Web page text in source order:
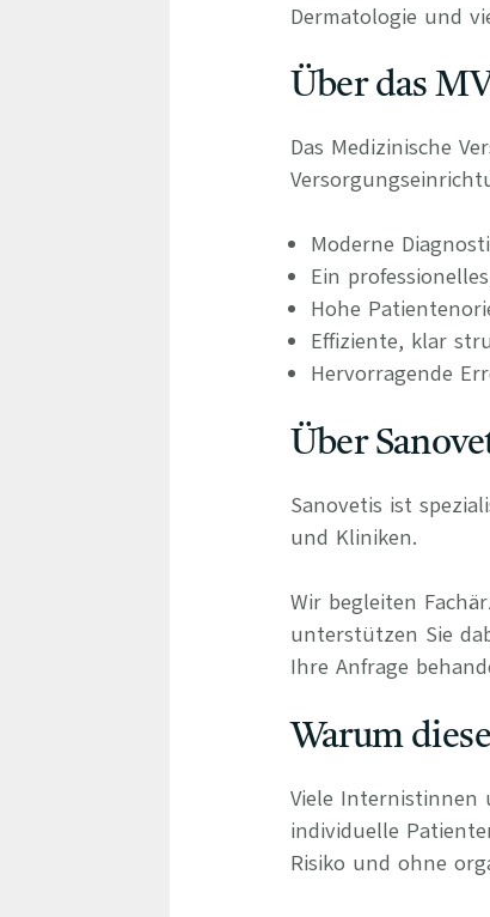
Dermatologie und
Über das
Das Medizinische
Moderne
Ein
Hohe
Effiziente, klar
Hervorragende
Über
Sanovetis ist
und Kliniken.
Wir begleiten
unterstützen Sie
Ihre Anfrage
Warum
Viele Internistinnen
individuelle
Risiko und ohne